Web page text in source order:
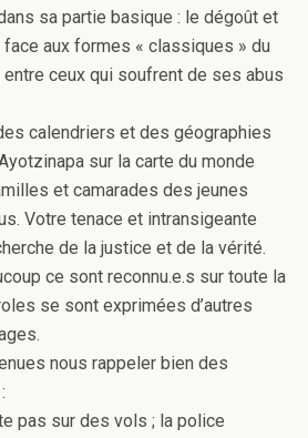
sa partie basique : le dégoût et
face aux formes « classiques » du
entre ceux qui soufrent de ses abus
calendriers et des géographies
sur la carte du monde
et camarades des jeunes
Votre tenace et intransigeante
de la justice et de la vérité.
ce sont reconnu.e.s sur toute la
se sont exprimées d’autres
nous rappeler bien des
pas sur des vols ; la police